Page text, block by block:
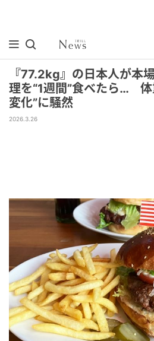
『77.2kg』の日本人が本
理を“1週間”食べたら… 体
変化”に騒然
2026.3.26